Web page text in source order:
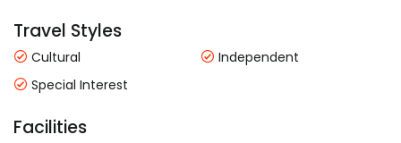
Travel Styles
Cultural
Independent
Special Interest
Facilities